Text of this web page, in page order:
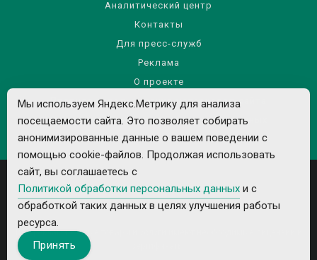
Аналитический центр
Контакты
Для пресс-служб
Реклама
О проекте
Правила использования материалов сайта
Политика обработки персональных данных
Все рекламируемые товары и услуги имеют необходимые лицензии и
Мы используем Яндекс.Метрику для анализа
посещаемости сайта. Это позволяет собирать
анонимизированные данные о вашем поведении с
помощью cookie-файлов. Продолжая использовать
сайт, вы соглашаетесь с
Политикой обработки персональных данных и с
обработкой таких данных в целях улучшения работы
ресурса.
Принять